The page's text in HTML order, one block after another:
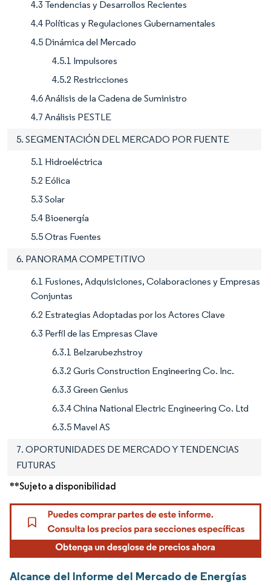
4.3 Tendencias y Desarrollos Recientes
4.4 Políticas y Regulaciones Gubernamentales
4.5 Dinámica del Mercado
4.5.1 Impulsores
4.5.2 Restricciones
4.6 Análisis de la Cadena de Suministro
4.7 Análisis PESTLE
5. SEGMENTACIÓN DEL MERCADO POR FUENTE
5.1 Hidroeléctrica
5.2 Eólica
5.3 Solar
5.4 Bioenergía
5.5 Otras Fuentes
6. PANORAMA COMPETITIVO
6.1 Fusiones, Adquisiciones, Colaboraciones y Empresas
Conjuntas
6.2 Estrategias Adoptadas por los Actores Clave
6.3 Perfil de las Empresas Clave
6.3.1 Belzarubezhstroy
6.3.2 Guris Construction Engineering Co. Inc.
6.3.3 Green Genius
6.3.4 China National Electric Engineering Co. Ltd
6.3.5 Mavel AS
7. OPORTUNIDADES DE MERCADO Y TENDENCIAS
FUTURAS
**Sujeto a disponibilidad
Alcance del Informe del Mercado de Energías